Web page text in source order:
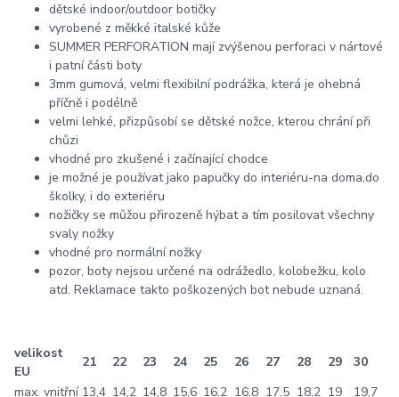
dětské indoor/outdoor botičky
vyrobené z měkké italské kůže
SUMMER PERFORATION mají zvýšenou perforaci v nártové
i patní části boty
3mm gumová, velmi flexibilní podrážka, která je ohebná
příčně i podélně
velmi lehké, přizpůsobí se dětské nožce, kterou chrání při
chůzi
vhodné pro zkušené i začínající chodce
je možné je používat jako papučky do interiéru-na doma,do
školky, i do exteriéru
nožičky se můžou přirozeně hýbat a tím posilovat všechny
svaly nožky
vhodné pro normální nožky
pozor, boty nejsou určené na odrážedlo, kolobežku, kolo
atd. Reklamace takto poškozených bot nebude uznaná.
velikost
EU
21 22 23 24 25 26 27 28 29
30
max. vnitřní 13,4 14,2 14,8 15,6 16,2 16,8 17,5 18,2 19
19,7